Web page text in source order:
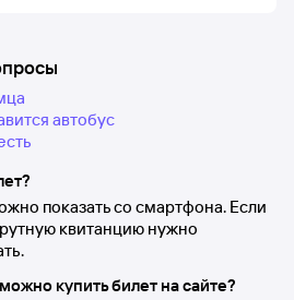
автобус
показать со смартфона. Если
квитанцию нужно
купить билет на сайте?